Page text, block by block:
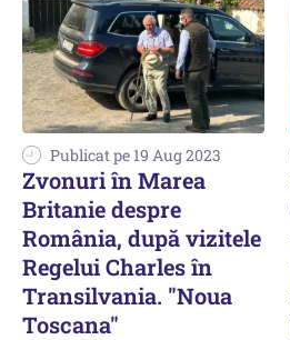
Publicat pe 19 Aug 2023
Zvonuri în Marea
Britanie despre
România, după vizitele
Regelui Charles în
Transilvania. "Noua
Toscana"